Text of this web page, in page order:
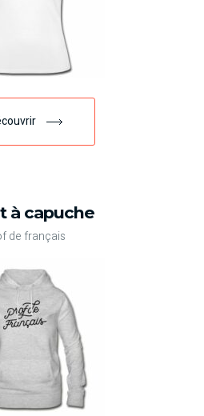
à capuche
de français